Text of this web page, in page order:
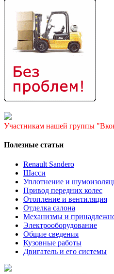
Участникам нашей группы
Полезные статьи
Renault Sandero
Шасси
Уплотнение и
Привод передних колес
Отопление и вентиляция
Отделка салона
Механизмы и
Электрооборудование
Общие сведения
Кузовные работы
Двигатель и его системы